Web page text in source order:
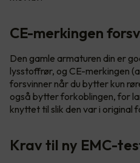
CE-merkingen
Den gamle armaturen din er
lysstoffrør, og CE-merkingen
forsvinner når du bytter kun
også bytter forkoblingen, for
knyttet til slik den var i original
Krav til ny EMC-